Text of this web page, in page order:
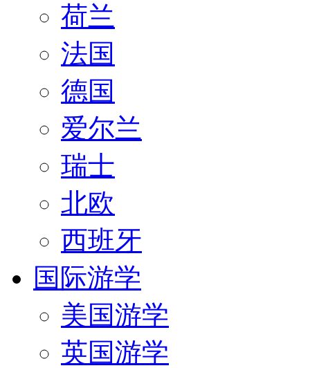
荷兰
法国
德国
爱尔兰
瑞士
北欧
西班牙
国际游学
美国游学
英国游学